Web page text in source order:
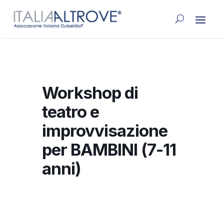
Workshop di
teatro e
improvvisazione
per BAMBINI (7-11
anni)